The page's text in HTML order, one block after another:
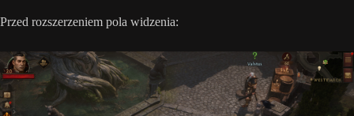
Przed rozszerzeniem pola widzenia: